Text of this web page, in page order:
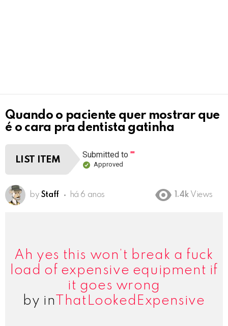
Quando o paciente quer mostrar que
é o cara pra dentista gatinha
LIST ITEM Submitted to""
Approved
by Staff há 6 anos 1.4k Views
Ah yes this won’t break a fuck
load of expensive equipment if
it goes wrong
by in ThatLookedExpensive